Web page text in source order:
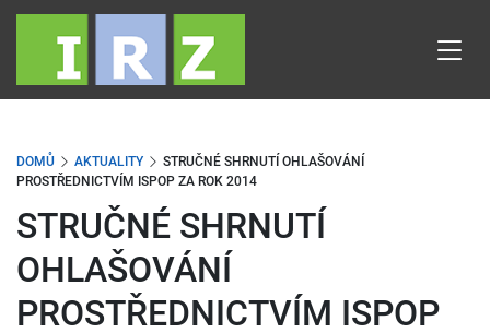
Přejít
obsahu
DOMŮ AKTUALITY
STRUČNÉ SHRNUTÍ OHLAŠOVÁNÍ
PROSTŘEDNICTVÍM ISPOP ZA ROK 2014
STRUČNÉ SHRNUTÍ
OHLAŠOVÁNÍ
PROSTŘEDNICTVÍM ISPOP